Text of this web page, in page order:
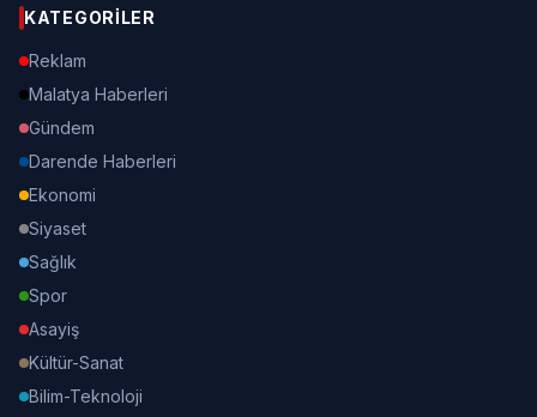
KATEGORILER
Reklam
Malatya Haberleri
Gündem
Darende Haberleri
Ekonomi
Siyaset
Sağlık
Spor
Asayiş
Kültür-Sanat
Bilim-Teknoloji